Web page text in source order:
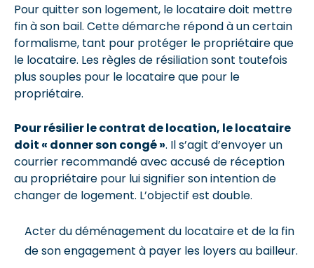
Pour quitter son logement, le locataire doit mettre
fin à son bail. Cette démarche répond à un certain
formalisme, tant pour protéger le propriétaire que
le locataire. Les règles de résiliation sont toutefois
plus souples pour le locataire que pour le
propriétaire.
Pour résilier le contrat de location, le locataire
doit « donner son congé ». Il s’agit d’envoyer un
courrier recommandé avec accusé de réception
au propriétaire pour lui signifier son intention de
changer de logement. L’objectif est double.
Acter du déménagement du locataire et de la fin
de son engagement à payer les loyers au bailleur.